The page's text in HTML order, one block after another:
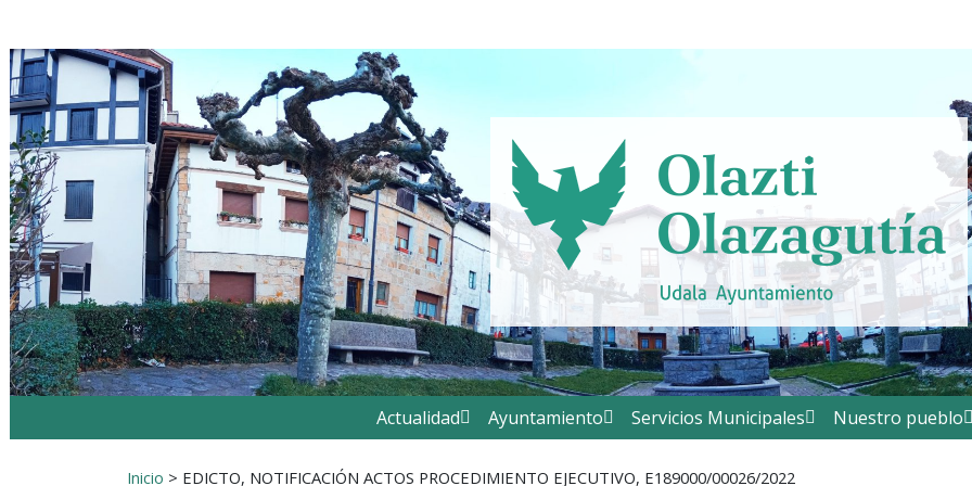
Actualidad Ayuntamiento Servicios Municipales Nuestro pueblo
Inicio > EDICTO, NOTIFICACIÓN ACTOS PROCEDIMIENTO EJECUTIVO, E189000/00026/2022